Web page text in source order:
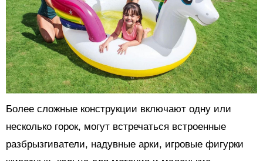
Более сложные конструкции включают одну или
несколько горок, могут встречаться встроенные
разбрызгиватели, надувные арки, игровые фигурки